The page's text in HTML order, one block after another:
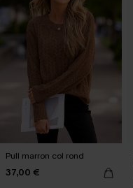
Pull marron col rond
37,00 €